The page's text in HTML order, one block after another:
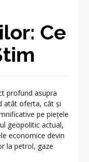
Ce
profund asupra
atât oferta, cât și
pe piețele
geopolitic actual,
economice devin
la petrol, gaze